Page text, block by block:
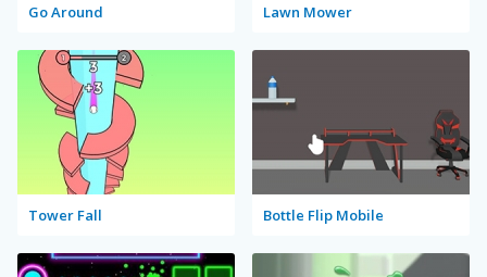
Go Around Lawn Mower
Tower Fall Bottle Flip Mobile